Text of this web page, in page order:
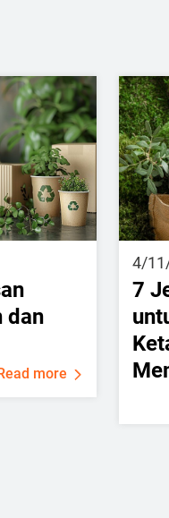
dan
more
4/
7